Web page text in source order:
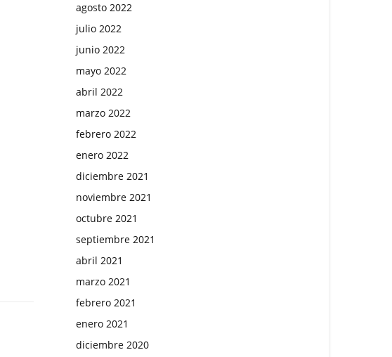
agosto 2022
julio 2022
junio 2022
mayo 2022
abril 2022
marzo 2022
febrero 2022
enero 2022
diciembre 2021
noviembre 2021
octubre 2021
septiembre 2021
abril 2021
marzo 2021
febrero 2021
enero 2021
diciembre 2020